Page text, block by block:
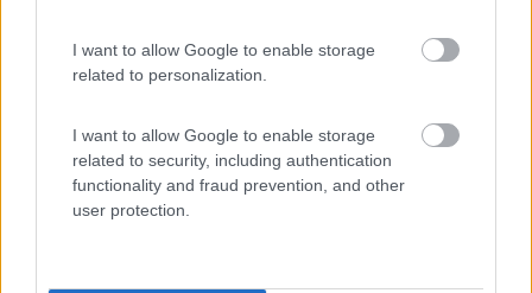
I want to allow Google to enable storage
related to personalization.
I want to allow Google to enable storage
related to security, including authentication
functionality and fraud prevention, and other
user protection.